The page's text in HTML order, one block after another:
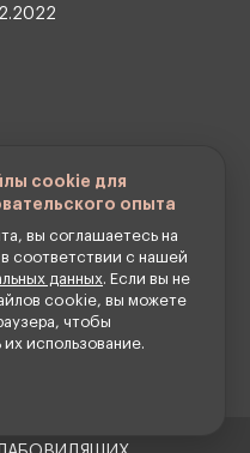
КОНСУЛЬТАЦИЯ
медицины «АНТИЭЙДЖ». Все
cookie для
опыта
вы соглашаетесь на
соответствии с нашей
данных. Если вы не
cookie, вы можете
чтобы
их использование.